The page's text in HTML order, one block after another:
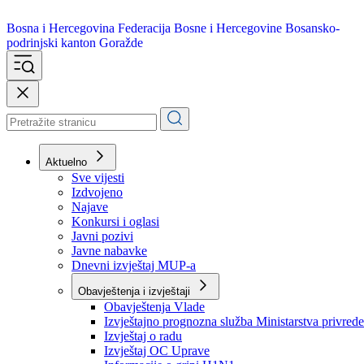
Bosna i Hercegovina
podrinjski kanton Goražde
Aktuelno
Sve vijesti
Izdvojeno
Najave
Konkursi i oglasi
Javni pozivi
Javne nabavke
Dnevni izvještaj MUP-a
Obavještenja i izvještaji
Obavještenja Vlade